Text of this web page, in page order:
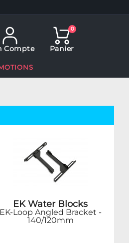
Compte
0
Panier
EK Water Blocks
EK-Loop Angled Bracket -
140/120mm